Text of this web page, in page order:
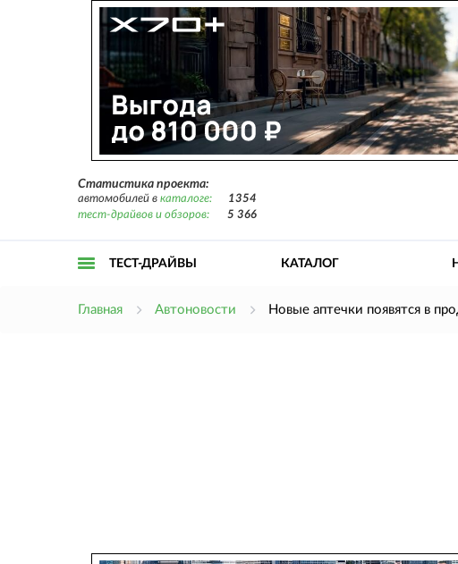
Статистика проекта:
автомобилей в каталоге:
1354
тест-драйвов и обзоров:
5 366
ТЕСТ-ДРАЙВЫ КАТАЛОГ
Главная Автоновости Новые аптечки появятся в